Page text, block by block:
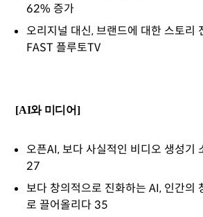
62% 증가
오리지널 대신, 브랜드에 대한 스토리
FAST 플루토TV
[AI와 미디어]
오픈AI, 보다 사실적인 비디오 생성기
27
보다 창의적으로 진화하는 AI, 인간의
로 끌어올리다 35